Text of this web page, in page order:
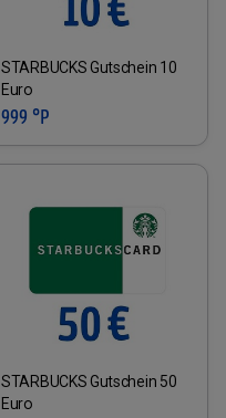
STARBUCKS Gutschein 10
Euro
999 °P
STARBUCKS Gutschein 50
Euro